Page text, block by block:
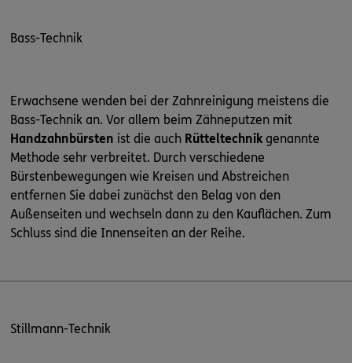
Bass-Technik
Erwachsene wenden bei der Zahnreinigung meistens die
Bass-Technik an. Vor allem beim Zähneputzen mit
Handzahnbürsten ist die auch Rütteltechnikgenannte
Methode sehr verbreitet. Durch verschiedene
Bürstenbewegungen wie Kreisen und Abstreichen
entfernen Sie dabei zunächst den Belag von den
Außenseiten und wechseln dann zu den Kauflächen. Zum
Schluss sind die Innenseiten an der Reihe.
Stillmann-Technik